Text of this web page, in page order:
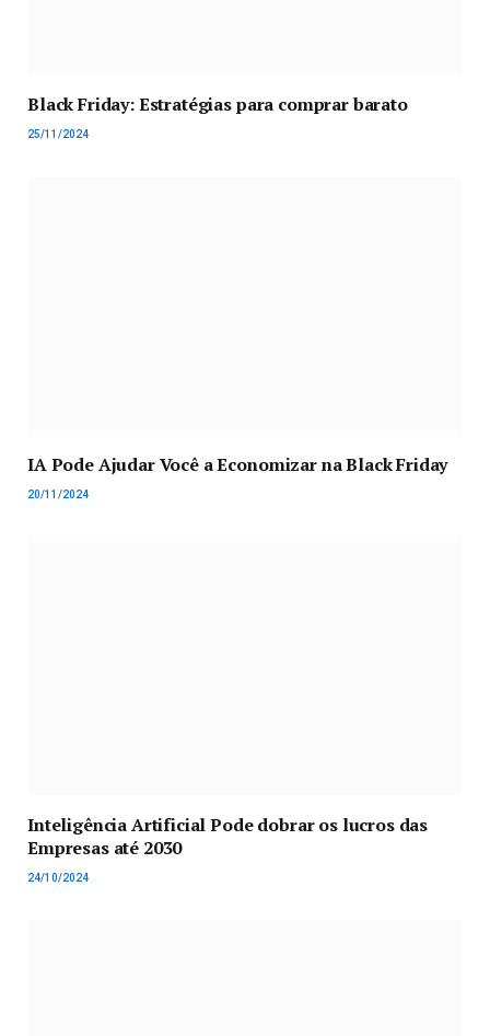
Black Friday: Estratégias para comprar barato
25/11/2024
IA Pode Ajudar Você a Economizar na Black Friday
20/11/2024
Inteligência Artificial Pode dobrar os lucros das
Empresas até 2030
24/10/2024